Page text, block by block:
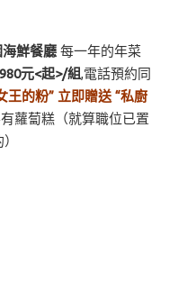
鮮餐廳 每一年的年菜
元<起>/組,電話預約同
王的粉” 立即贈送 “私廚
蘿蔔糕（就算職位已置